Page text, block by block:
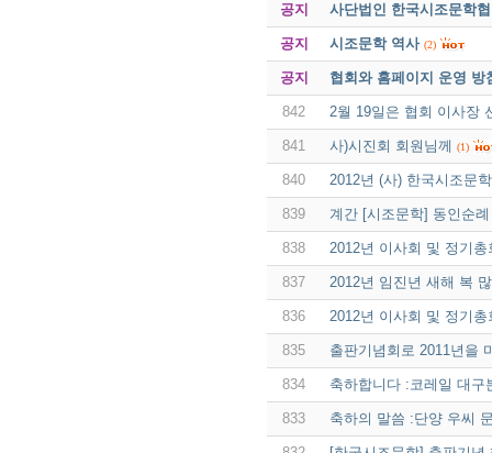
공지 사단법인 한국시조문학
공지 시조문학 역사 (2)
공지 협회와 홈페이지 운영 방
842 2월 19일은 협회 이사장
841 사)시진회 회원님께 (1)
840 2012년 (사) 한국시조문
839 계간 [시조문학] 동인순
838 2012년 이사회 및 정기
837 2012년 임진년 새해 복
836 2012년 이사회 및 정기총
835 출판기념회로 2011년을
834 축하합니다 :코레일 대구
833 축하의 말씀 :단양 우씨